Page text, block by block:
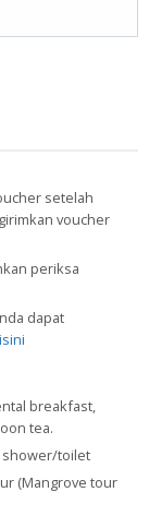
setelah
voucher
periksa
dapat
breakfast,
tea.
shower/toilet
(Mangrove tour